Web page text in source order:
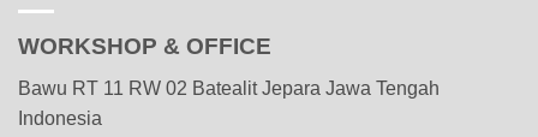
WORKSHOP & OFFICE
Bawu RT 11 RW 02 Batealit Jepara Jawa Tengah
Indonesia